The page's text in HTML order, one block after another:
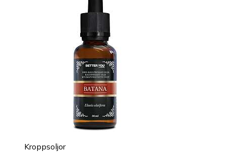
Kroppsoljor